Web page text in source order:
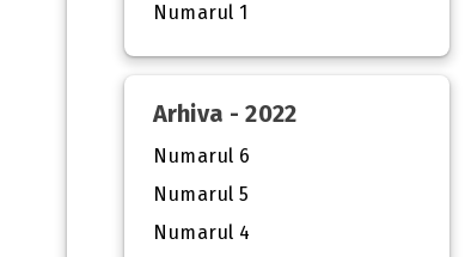
Numarul 1
Arhiva - 2022
Numarul 6
Numarul 5
Numarul 4